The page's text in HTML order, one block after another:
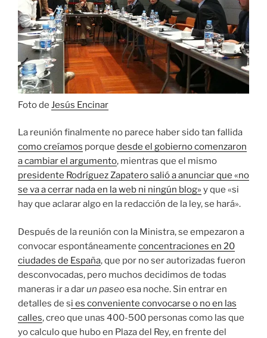
Foto de Jesús Encinar
La reunión finalmente no parece haber sido tan fallida
como creíamos porque desde el gobierno comenzaron
a cambiar el argumento, mientras que el mismo
presidente Rodríguez Zapatero salió a anunciar que «no
se va a cerrar nada en la web ni ningún blog» y que «si
hay que aclarar algo en la redacción de la ley, se hará».
Después de la reunión con la Ministra, se empezaron a
convocar espontáneamente concentraciones en 20
ciudades de España, que por no ser autorizadas fueron
desconvocadas, pero muchos decidimos de todas
maneras ir a darun paseoesa noche. Sin entrar en
detalles de si es conveniente convocarse o no en las
calles, creo que unas 400-500 personas como las que
yo calculo que hubo en Plaza del Rey, en frente del